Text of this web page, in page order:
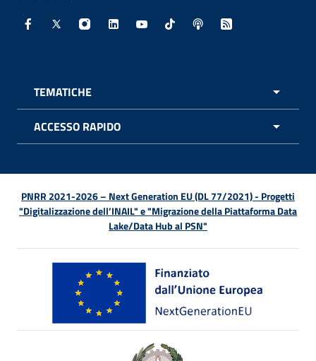
Facebook - Sito esterno - Apertura in nuova finestra
X - Sito esterno - Apertura in nuova finestra
Instagram - Sito esterno - Apertura in
Linkedin - Sito esterno - Apertura in
Youtube - Sito esterno -
TikTok - Sito esterno -
Spreaker - Sito
Feed RSS -
TEMATICHE
ACCESSO RAPIDO
PNRR 2021-2026 – Next Generation EU (DL 77/2021) - Progetti
"Digitalizzazione dell’INAIL" e "Migrazione della Piattaforma Data
Lake/Data Hub al PSN"